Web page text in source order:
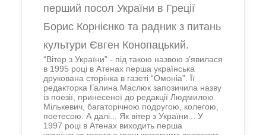
перший посол України в Греції
Борис Корнієнко та радник з питань
культури Євген Конопацький.
“Вітер з України” - під такою назвою з’явилася
в 1995 році в Атенах перша українська
друкована сторінка в газеті “Омоніа”. Її
редакторка Галина Маслюк запозичила назву
із поезії, принесеної до редакції Людмилою
Мількевич, багаторічною подругою, колегою,
поетесою. А далі... Як вітер з України...
У
1997 році в Атенах виходить перша